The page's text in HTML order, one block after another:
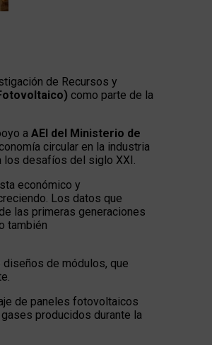
de Recursos y
como parte de la
a AEI del Ministerio de
circular en la industria
los desafíos del siglo XXI.
económico y
Los datos que
las primeras generaciones
también
diseños de módulos, que
de paneles fotovoltaicos
producidos durante la